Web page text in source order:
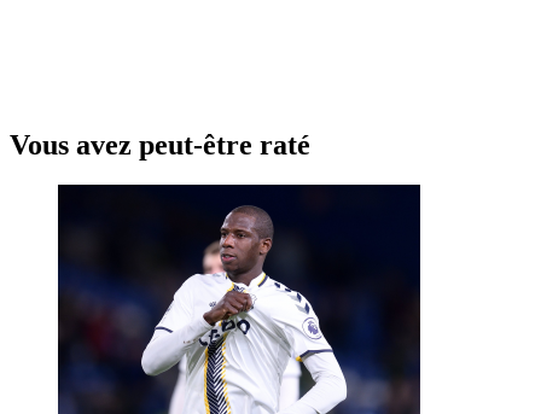
Vous avez peut-être raté